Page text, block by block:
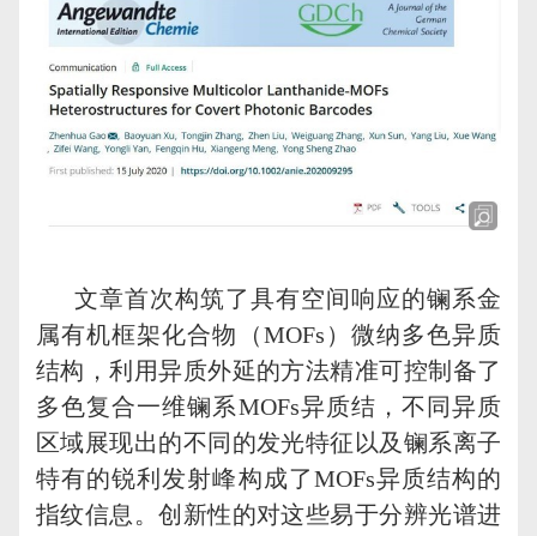
文章首次构筑了具有空间响应的镧系金
属有机框架化合物（MOFs ）微纳多色异质
结构，利用异质外延的方法精准可控制备了
多色复合一维镧系MOFs异质结，不同异质
区域展现出的不同的发光特征以及镧系离子
特有的锐利发射峰构成了MOFs异质结构的
指纹信息。创新性的对这些易于分辨光谱进